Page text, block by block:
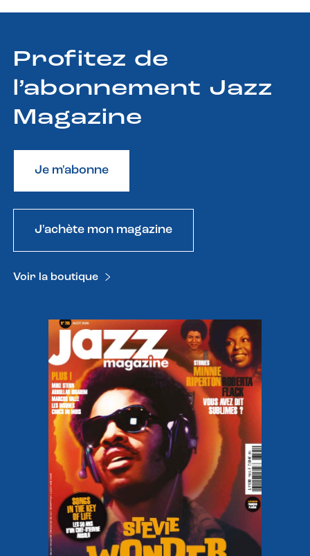
Profitez de
l’abonnement Jazz
Magazine
Je m'abonne
J'achète mon magazine
Voir la boutique